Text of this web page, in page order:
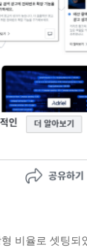
형 비율로 셋팅되